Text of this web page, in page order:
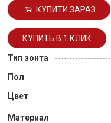
КУПИТИ ЗАРАЗ
Тип зонта
Пол
Цвет
Материал